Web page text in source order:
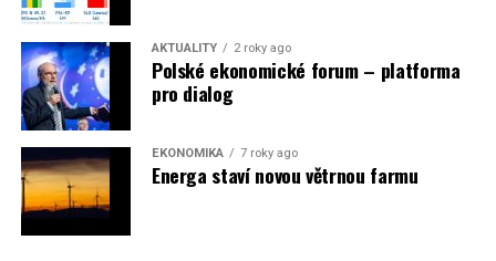
(psáno pro info.cz)
AKTUALITY 2 roky ago
Polské ekonomické forum – platforma
pro dialog
EKONOMIKA 7 roky ago
Energa staví novou větrnou farmu